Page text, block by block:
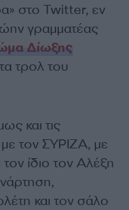
στο Twitter, εν
γραμματέας
Δίωξης
τρολ του
και τις
τον ΣΥΡΙΖΑ, με
ίδιο τον Αλέξη
και τον σάλο